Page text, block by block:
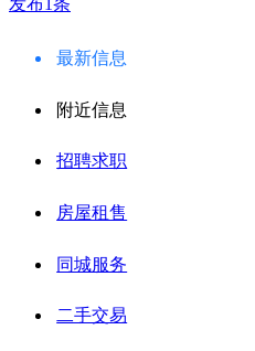
最新信息
附近信息
招聘求职
房屋租售
同城服务
二手交易